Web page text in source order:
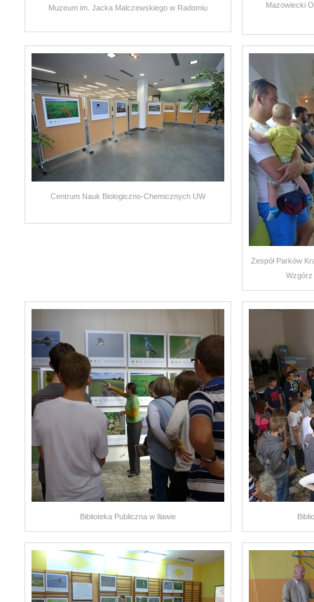
Muzeum im. Jacka Malczewskiego w Radomiu Mazowiecki
Centrum Nauk Biologiczno-Chemicznych UW
Zespół Parków
Wzgórz
Biblioteka Publiczna w Iławie